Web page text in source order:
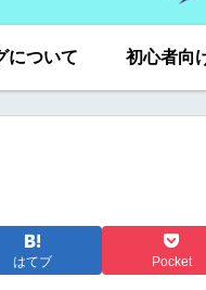
について 初心者向
はてブ Pocket